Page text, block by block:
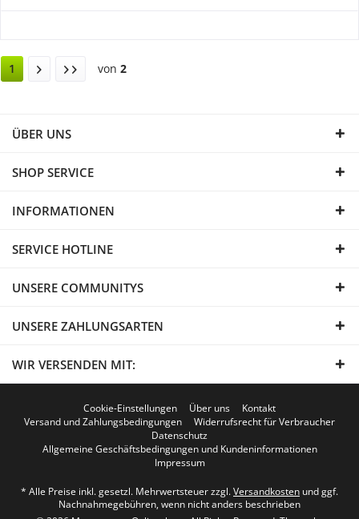
1 von 2
ÜBER UNS
SHOP SERVICE
INFORMATIONEN
SERVICE HOTLINE
UNSERE COMMUNITYS
UNSERE ZAHLUNGSARTEN
WIR VERSENDEN MIT:
Cookie-Einstellungen Über uns
Kontakt
Versand und Zahlungsbedingungen
Widerrufsrecht für Verbraucher
Datenschutz
Allgemeine Geschäftsbedingungen und Kundeninformationen
Impressum
* Alle Preise inkl. gesetzl. Mehrwertsteuer zzgl.Versandkosten und ggf.
Nachnahmegebühren, wenn nicht anders beschrieben